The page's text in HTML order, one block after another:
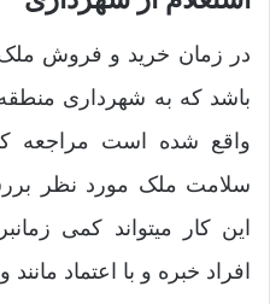
در زمان خرید و فروش ملک
باشد که به شهرداری
واقع شده است
سلامت ملک مورد نظر
این کار میتواند کمی
افراد خبره و با اعتماد